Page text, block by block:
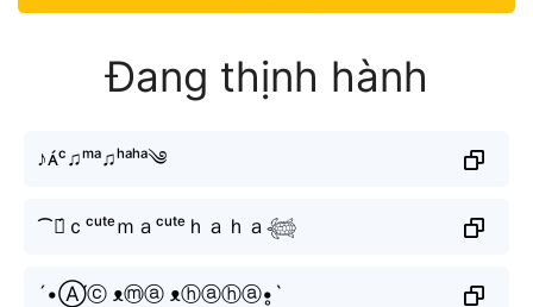
Đang thịnh hành
♪ᴀ́ᶜ♫ᵐᵃ♫ʰᵃʰᵃ༄
⁀Ａ́ｃᶜᵘᵗᵉｍａᶜᵘᵗᵉｈａｈａ𓆉
´•Ⓐ́ⓒ ᴥⓜⓐ ᴥⓗⓐⓗⓐ•̥`